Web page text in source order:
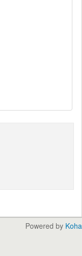
Powered by Koha